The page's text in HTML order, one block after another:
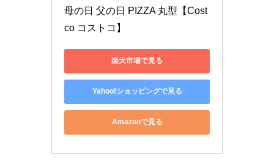
母の日 父の日 PIZZA 丸型【Cost
co コストコ】
楽天市場で見る
Yahoo!ショッピングで見る
Amazonで見る